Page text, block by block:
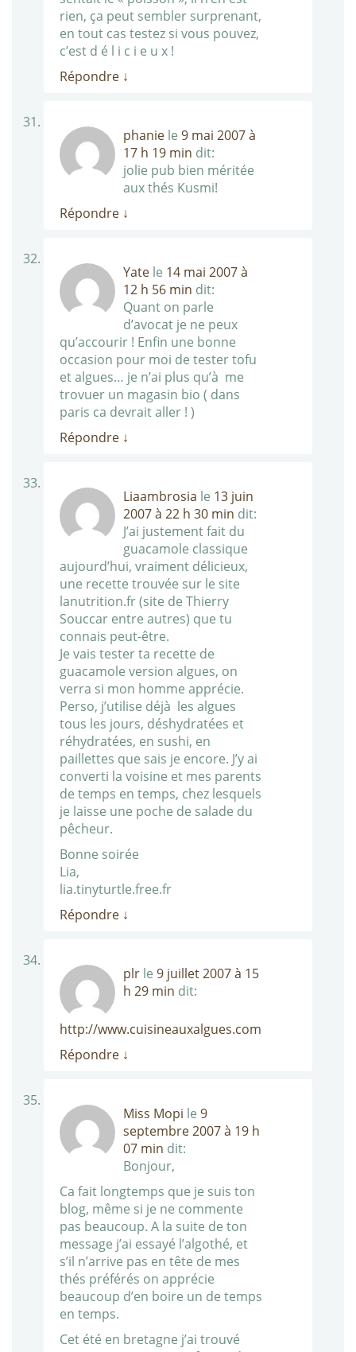
rien, ça peut sembler surprenant,
en tout cas testez si vous pouvez,
c’est d é l i c i e u x !
Répondre ↓
phanie le 9 mai 2007 à
17 h 19 min dit:
jolie pub bien méritée
aux thés Kusmi!
Répondre ↓
Yate le 14 mai 2007 à
12 h 56 min dit:
Quant on parle
d’avocat je ne peux
qu’accourir ! Enfin une bonne
occasion pour moi de tester tofu
et algues… je n’ai plus qu’à me
trovuer un magasin bio ( dans
paris ca devrait aller ! )
Répondre ↓
Liaambrosia le 13 juin
2007 à 22 h 30 min dit:
J’ai justement fait du
guacamole classique
aujourd’hui, vraiment délicieux,
une recette trouvée sur le site
lanutrition.fr (site de Thierry
Souccar entre autres) que tu
connais peut-être.
Je vais tester ta recette de
guacamole version algues, on
verra si mon homme apprécie.
Perso, j’utilise déjà les algues
tous les jours, déshydratées et
réhydratées, en sushi, en
paillettes que sais je encore. J’y ai
converti la voisine et mes parents
de temps en temps, chez lesquels
je laisse une poche de salade du
pêcheur.
Bonne soirée
Lia,
lia.tinyturtle.free.fr
Répondre ↓
plr le 9 juillet 2007 à 15
h 29 min dit:
http://www.cuisineauxalgues.com
Répondre ↓
Miss Mopi le 9
septembre 2007 à 19 h
07 min dit:
Bonjour,
Ca fait longtemps que je suis ton
blog, même si je ne commente
pas beaucoup. A la suite de ton
message j’ai essayé l’algothé, et
s’il n’arrive pas en tête de mes
thés préférés on apprécie
beaucoup d’en boire un de temps
en temps.
Cet été en bretagne j’ai trouvé